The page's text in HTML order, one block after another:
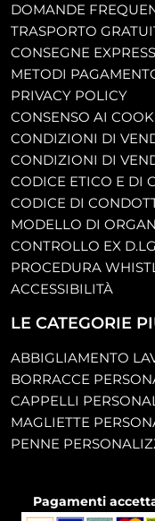
DOMANDE
TRASPORTO
CONSEGNE EXPRESS
METODI
PRIVACY POLICY
CONSENSO AI
CONDIZIONI DI
CONDIZIONI DI
CODICE ETICO E DI
CODICE DI
MODELLO DI
CONTROLLO EX
PROCEDURA
ACCESSIBILITÀ
LE CATEGORIE
ABBIGLIAMENTO
BORRACCE
CAPPELLI
MAGLIETTE
PENNE
Pagamenti